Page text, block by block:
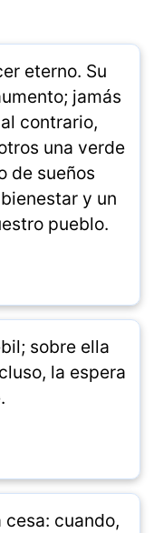
eterno. Su
jamás
contrario,
una verde
de sueños
y un
pueblo.
sobre ella
la espera
cesa: cuando,